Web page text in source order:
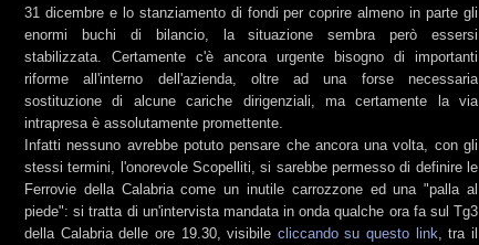
31 dicembre e lo stanziamento di fondi per coprire almeno in parte gli
enormi buchi di bilancio, la situazione sembra però essersi
stabilizzata. Certamente c'è ancora urgente bisogno di importanti
riforme all'interno dell'azienda, oltre ad una forse necessaria
sostituzione di alcune cariche dirigenziali, ma certamente la via
intrapresa è assolutamente promettente.
Infatti nessuno avrebbe potuto pensare che ancora una volta, con gli
stessi termini, l'onorevole Scopelliti, si sarebbe permesso di definire le
Ferrovie della Calabria come un inutile carrozzone ed una "palla al
piede": si tratta di un'intervista mandata in onda qualche ora fa sul Tg3
della Calabria delle ore 19.30, visibile cliccando su questo link , tra il